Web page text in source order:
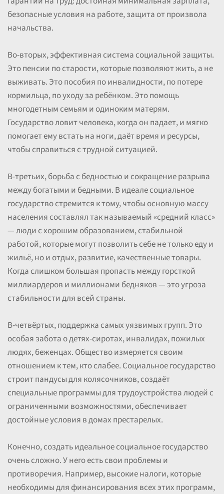
безопасные условия на работе, защита от произвола
начальства.
Во-вторых, эффективная система социальной защиты.
Это пенсии по старости, которые позволяют жить, а не
выживать. Это пособия по инвалидности, по потере
кормильца, по уходу за ребёнком. Это помощь
многодетным семьям и одиноким матерям.
Государство ловит человека, когда он падает, и мягко
помогает ему встать на ноги, даёт время и ресурсы,
чтобы справиться с трудной ситуацией.
В-третьих, борьба с бедностью и сокращение разрыва
между богатыми и бедными. В идеале социальное
государство стремится к тому, чтобы основную массу
населения составлял так называемый «средний класс»
— люди с хорошим образованием, стабильной
работой, которые могут позволить себе не только еду и
жильё, но и отдых, развитие, качественные товары.
Когда слишком большая пропасть между горсткой
миллиардеров и миллионами бедняков — это угроза
стабильности для всей страны.
В-четвёртых, поддержка самых уязвимых групп. Это
особая забота о детях-сиротах, инвалидах, пожилых
людях, беженцах. Общество измеряется своим
отношением к тем, кто слабее. Социальное государство
строит пандусы для колясочников, создаёт
специальные программы для трудоустройства людей с
ограниченными возможностями, обеспечивает
достойные условия в домах престарелых.
Конечно, создать идеальное социальное государство
очень сложно. У него есть свои проблемы и
противоречия. Например, высокие налоги, которые
необходимы для финансирования всех этих программ,